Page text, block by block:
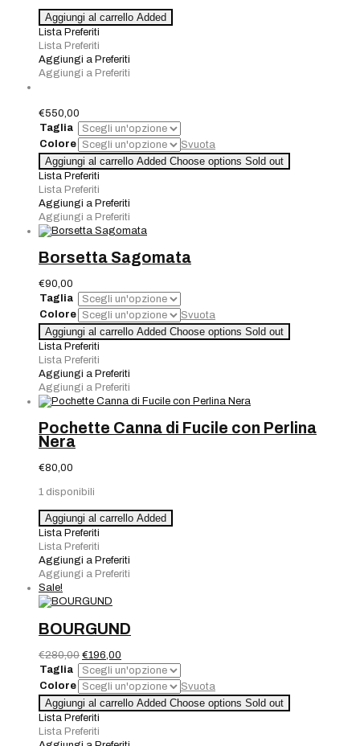
era:
€130,00.
è:
€65,00.
Accessori
Marina
Talia
quantità
Aggiungi al carrello Added
Lista Preferiti
Lista Preferiti
Aggiungi a Preferiti
Aggiungi a Preferiti
€550,00
Taglia
Colore
Svuota
Quantità
Aggiungi al carrello Added Choose options Sold out
Lista Preferiti
Lista Preferiti
Aggiungi a Preferiti
Aggiungi a Preferiti
Borsetta Sagomata
€90,00
Taglia
Colore
Svuota
Borsetta
Sagomata
quantità
Aggiungi al carrello Added Choose options Sold out
Lista Preferiti
Lista Preferiti
Aggiungi a Preferiti
Aggiungi a Preferiti
Pochette Canna di Fucile con Perlina
Nera
€80,00
1 disponibili
Pochette
Canna
di
Fucile
con
Perlina
Nera
quantità
Aggiungi al carrello Added
Lista Preferiti
Lista Preferiti
Aggiungi a Preferiti
Aggiungi a Preferiti
Sale!
BOURGUND
€280,00 Il
prezzo
originale
era:
€280,00.
€196,00
prezzo
attuale
è:
€196,00.
Taglia
Colore
Svuota
BOURGUND
quantità
Aggiungi al carrello Added Choose options Sold out
Lista Preferiti
Lista Preferiti